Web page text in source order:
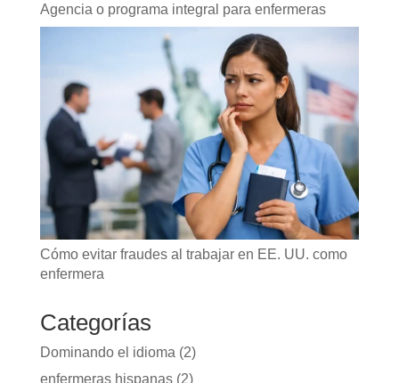
Agencia o programa integral para enfermeras
Cómo evitar fraudes al trabajar en EE. UU. como
enfermera
Categorías
Dominando el idioma (2)
enfermeras hispanas(2)